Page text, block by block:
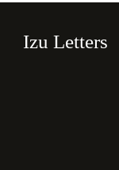
Izu Letters